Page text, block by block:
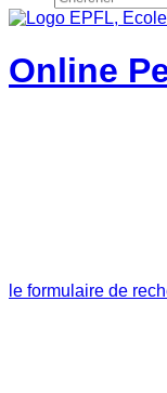
Online
le formulaire de